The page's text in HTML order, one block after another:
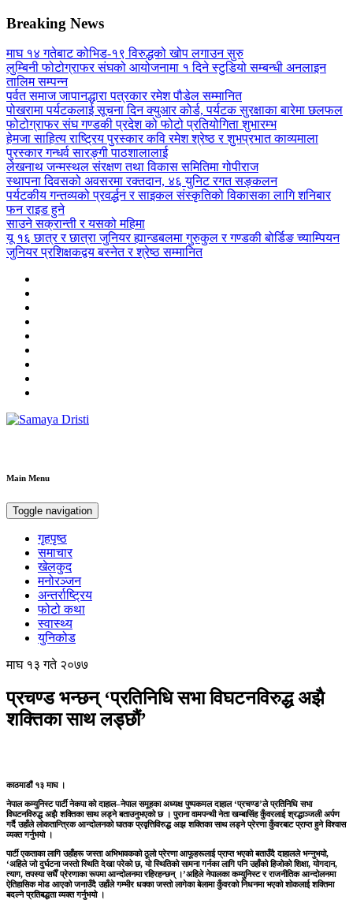
Breaking News
माघ १४ गतेबाट कोभिड-१९ विरुद्धको खोप लगाउन सुरु
लुम्बिनी फोटोग्राफर संघको आयोजनामा १ दिने स्टुडियो सम्बन्धी अनलाइन
तालिम सम्पन्न
पर्वत समाज जापानद्धारा पत्रकार रमेश पौडेल सम्मानित
पोखरामा पर्यटकलाई सूचना दिन क्युआर कोर्ड, पर्यटक सुरक्षाका बारेमा छलफल
फोटोग्राफर संघ गण्डकी प्रदेश को फोटो प्रतियोगिता शुभारम्भ
हेमजा साहित्य राष्ट्रिय पुरस्कार कवि रमेश श्रेष्ठ र शुभप्रभात काव्यमाला
पुरस्कार गन्धर्व सारङ्गी पाठशालालाई
लेखनाथ जन्मस्थल संरक्षण तथा विकास समितिमा गोपीराज
स्थापना दिवसको अवसरमा रक्तदान, ४६ युनिट रगत सङ्कलन
पर्यटकीय गन्तव्यको प्रवर्द्धन र साइकल संस्कृतिको विकासका लागि शनिबार
फन राइड हुने
साउने सक्रान्ती र यसको महिमा
यू १६ छात्र र छात्रा जुनियर ह्यान्डबलमा गुरुकुल र गण्डकी बोर्डिङ च्याम्पियन
जुनियर प्रशिक्षकद्वय बस्नेत र श्रेष्ठ सम्मानित
Main Menu
Toggle navigation
गृहपृष्ठ
समाचार
खेलकुद
मनोरञ्जन
अन्तर्राष्ट्रिय
फोटो कथा
स्वास्थ्य
युनिकोड
माघ १३ गते २०७७
प्रचण्ड भन्छन् ‘प्रतिनिधि सभा विघटनविरुद्ध अझै
शक्तिका साथ लड्छौं’
काठमाडौं १३ माघ ।
नेपाल कम्युनिस्ट पार्टी नेकपा को दाहाल–नेपाल समूहका अध्यक्ष पुष्पकमल दाहाल ‘प्रचण्ड’ले प्रतिनिधि सभा
विघटनविरुद्ध अझै शक्तिका साथ लड्ने बताउनुभएको छ । पुराना वामपन्थी नेता खम्बासिंह कुँवरलाई श्रद्धाञ्जली अर्पण
गर्दै उहाँले लोकतान्त्रिक आन्दोलनको घातक प्रवृत्तिविरुद्ध अझ शक्तिका साथ लड्ने प्रेरणा कुँवरबाट प्राप्त हुने विश्वास
व्यक्त गर्नुभयो ।
पार्टी एकताका लागि उहाँहरू जस्ता अभिभावकको ठूलो प्रेरणा आफूहरूलाई प्राप्त भएको बताउँदै दाहालले भन्नुभयो,
‘अहिले जो दुर्घटना जस्तो स्थिति देखा परेको छ, यो स्थितिको सामना गर्नका लागि पनि उहाँको हिजोको शिक्षा, योगदान,
त्याग, तपस्या सधैँ प्रेरणाका रूपमा आन्दोलनमा रहिरहन्छन् ।’अहिले नेपालका कम्युनिस्ट र राजनीतिक आन्दोलनमा
ऐतिहासिक मोड आएको जनाउँदै उहाँले गम्भीर धक्का जस्तो लागेका बेलामा कुँवरको निधनमा भएको शोकलाई शक्तिमा
बदल्ने प्रतिबद्धता व्यक्त गर्नुभयो ।